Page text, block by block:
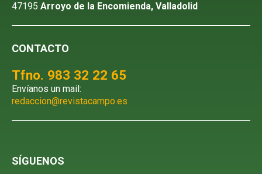
47195 Arroyo de la Encomienda, Valladolid
CONTACTO
Tfno. 983 32 22 65
Envíanos un mail:
redaccion@revistacampo.es
SÍGUENOS